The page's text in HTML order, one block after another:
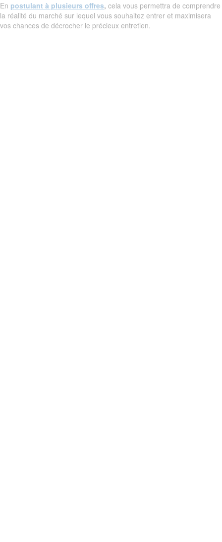
En postulant à plusieurs offres, cela vous permettra de comprendre
la réalité du marché sur lequel vous souhaitez entrer et maximisera
vos chances de décrocher le précieux entretien.